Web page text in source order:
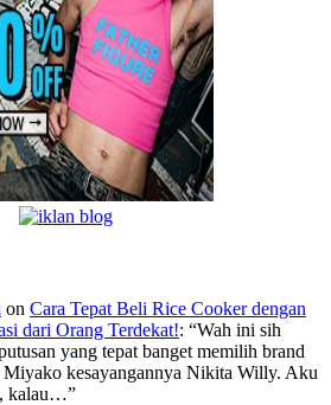
on Cara Tepat Beli Rice Cooker dengan
dari Orang Terdekat!: “Wah ini sih
yang tepat banget memilih brand
Miyako kesayangannya Nikita Willy. Aku
kalau…”